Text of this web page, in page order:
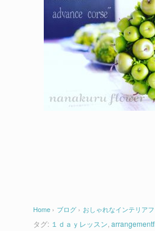
Home › ブログ › おしゃれなインテリア
タグ: １ｄａｙレッスン